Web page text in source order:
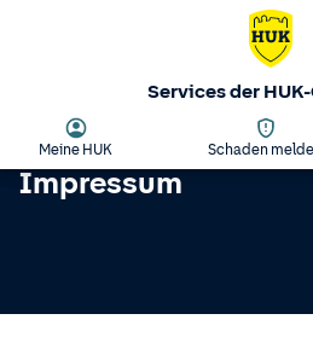
Services der HUK-
Meine HUK Schaden
Impressum